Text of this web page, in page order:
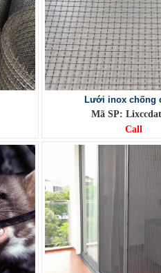
Lưới inox chống
Mã SP:
Call